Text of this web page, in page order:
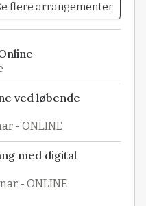
flere arrangementer
ved løbende
- ONLINE
med digital
- ONLINE